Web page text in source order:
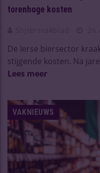
torenhoge kosten
De Ierse biersector
stijgende kosten. Na
Lees meer
VAKNIEUWS